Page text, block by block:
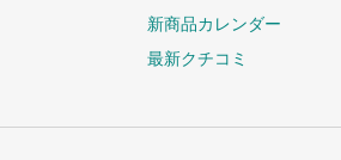
新商品カレンダー
最新クチコミ